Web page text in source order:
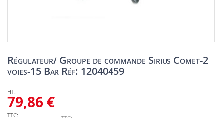
Régulateur/ Groupe de commande Sirius Comet-2
voies-15 Bar Réf: 12040459
79,86 €
to
the
beginning
the
images
gallery